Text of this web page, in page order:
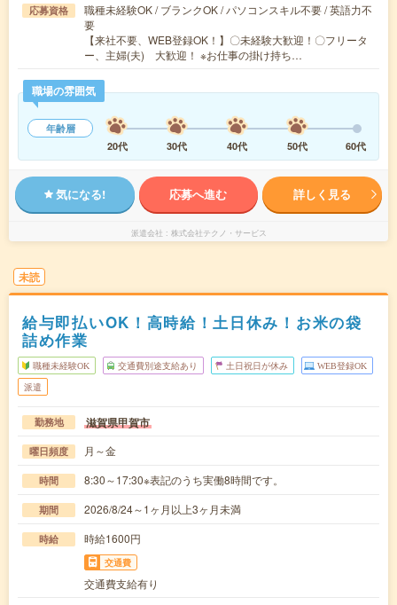
応募資格
職種未経験OK / ブランクOK / パソコンスキル不要 / 英語力不
要
【来社不要、WEB登録OK！】〇未経験大歓迎！〇フリータ
ー、主婦(夫) 大歓迎！ ※お仕事の掛け持ち…
職場の雰囲気
年齢層
20代
30代 40代 50代 60代
気になる! 応募へ進む 詳しく見る
派遣会社 株式会社テクノ・サービス
未読
給与即払いOK！高時給！土日休み！お米の袋
詰め作業
職種未経験OK 交通費別途支給あり 土日祝日が休み WEB登録OK
派遣
勤務地 滋賀県甲賀市
曜日頻度 月～金
時間 8:30～17:30※表記のうち実働8時間です。
期間 2026/8/24～1ヶ月以上3ヶ月未満
時給 時給1600円
交通費
交通費支給有り